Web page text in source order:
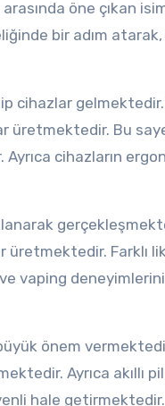
öne çıkan
bir adım
cihazlar
Bu
cihazların
üretmektedir. Farklı
vaping deneyimlerini
önem
Ayrıca akıllı
hale getirmektedir.